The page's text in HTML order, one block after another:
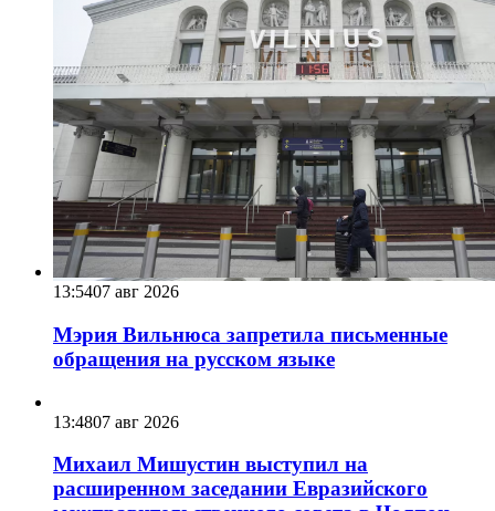
13:5407 авг 2026
Мэрия Вильнюса запретила письменные
обращения на русском языке
13:4807 авг 2026
Михаил Мишустин выступил на
расширенном заседании Евразийского